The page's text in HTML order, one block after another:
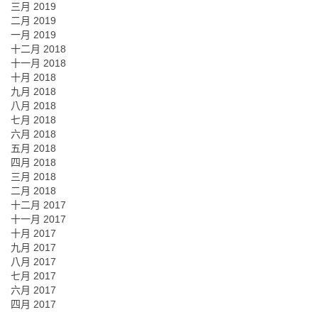
三月 2019
二月 2019
一月 2019
十二月 2018
十一月 2018
十月 2018
九月 2018
八月 2018
七月 2018
六月 2018
五月 2018
四月 2018
三月 2018
二月 2018
十二月 2017
十一月 2017
十月 2017
九月 2017
八月 2017
七月 2017
六月 2017
四月 2017